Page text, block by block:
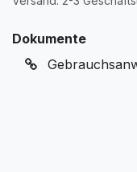
Dokumente